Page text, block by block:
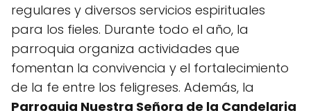
regulares y diversos servicios espirituales
para los fieles. Durante todo el año, la
parroquia organiza actividades que
fomentan la convivencia y el fortalecimiento
de la fe entre los feligreses. Además, la
Parroquia Nuestra Señora de la Candelaria